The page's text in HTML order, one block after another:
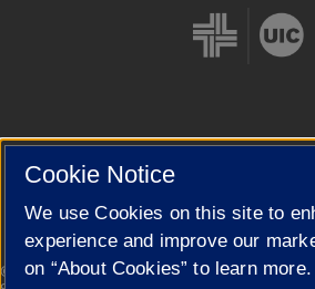
© 2026 The Board of Trustees of the University
Cookie Notice
We use Cookies on this site to
experience and improve our
on “About Cookies” to learn